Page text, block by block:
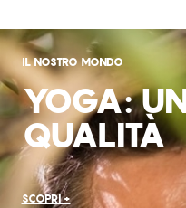
IL NOSTRO MONDO
YOGA:
QUALITÀ
SCOPRI +